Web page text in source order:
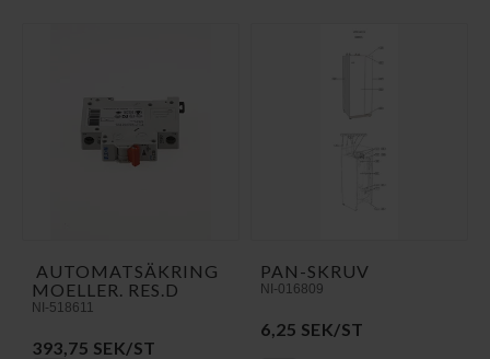
AUTOMATSÄKRING
MOELLER. RES.D
NI-518611
393,75 SEK/ST
PAN-SKRUV
NI-016809
6,25 SEK/ST